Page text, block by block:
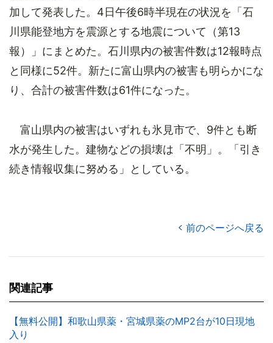
加して発表した。4日午後6時半現在の状況を「石
川県能登地方を震源とする地震について（第13
報）」にまとめた。石川県内の被害件数は12報時点
と同様に52件。新たに富山県内の被害も明らかにな
り、合計の被害件数は61件になった。
富山県内の被害はいずれも氷見市で、9件とも断
水が発生した。建物などの損壊は「不明」。「引き
続き情報収集に努める」としている。
前のページへ戻る
関連記事
【無料公開】和歌山県薬・宮城県薬のMP2台が10日現地
入り